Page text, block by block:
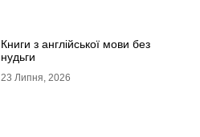
Книги з англійської мови без
нудьги
23 Липня, 2026